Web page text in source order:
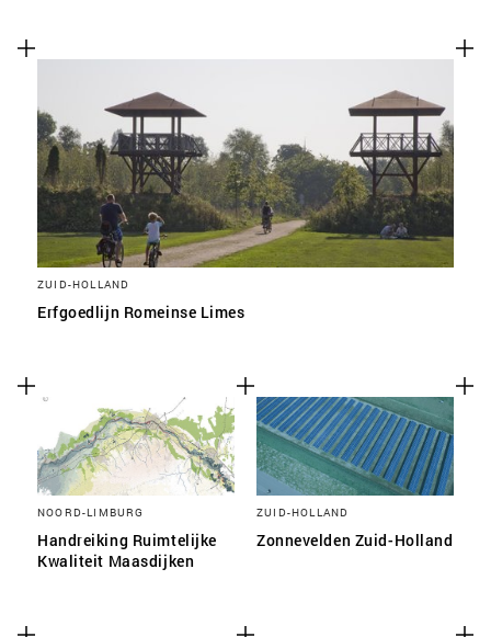
ZUID-HOLLAND
Erfgoedlijn Romeinse Limes
NOORD-LIMBURG
Handreiking Ruimtelijke
Kwaliteit Maasdijken
ZUID-HOLLAND
Zonnevelden Zuid-Holland